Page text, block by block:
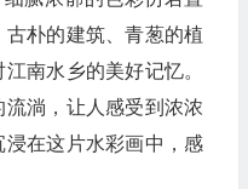
朴的建筑、青葱的植
南水乡的美好记忆。
淌，让人感受到浓浓
在这片水彩画中，感